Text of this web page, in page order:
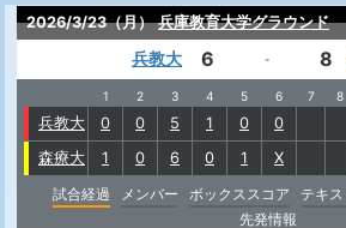
2026/3/23（月） 兵庫教育大学グラウンド
兵教大 6 - 8
1 2 3 4 5 6 7 8
兵教大 0 0 5 1 0 0
森療大
1 0 6 0 1 X
試合経過
メンバー ボックススコア テキ
先発情報